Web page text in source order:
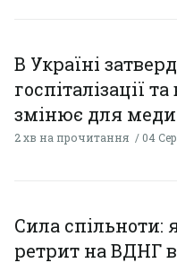
В Україні
госпіталізації
змінює для
2 хв на прочитання 04
Сила спільноти:
ретрит на ВДНГ